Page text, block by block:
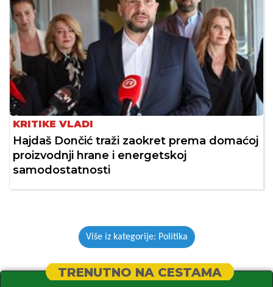
KRITIKE VLADI
Hajdaš Dončić traži zaokret prema domaćoj
proizvodnji hrane i energetskoj
samodostatnosti
Više iz kategorije: Politika
TRENUTNO NA CESTAMA